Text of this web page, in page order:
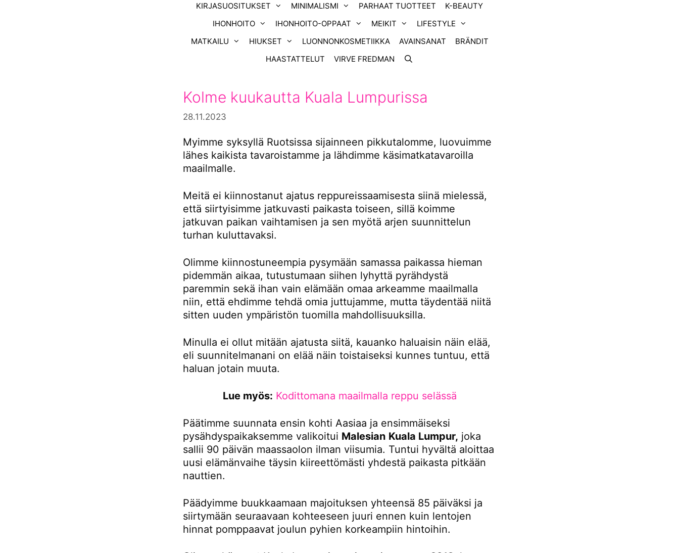
KIRJASUOSITUKSET MINIMALISMI PARHAAT TUOTTEET
K-BEAUTY
IHONHOITO
IHONHOITO-OPPAAT MEIKIT
LIFESTYLE
MATKAILU
HIUKSET LUONNONKOSMETIIKKA AVAINSANAT
BRÄNDIT
HAASTATTELUT
VIRVE FREDMAN
Kolme kuukautta Kuala Lumpurissa
28.11.2023
Myimme syksyllä Ruotsissa sijainneen pikkutalomme, luovuimme
lähes kaikista tavaroistamme ja lähdimme käsimatkatavaroilla
maailmalle.
Meitä ei kiinnostanut ajatus reppureissaamisesta siinä mielessä,
että siirtyisimme jatkuvasti paikasta toiseen, sillä koimme
jatkuvan paikan vaihtamisen ja sen myötä arjen suunnittelun
turhan kuluttavaksi.
Olimme kiinnostuneempia pysymään samassa paikassa hieman
pidemmän aikaa, tutustumaan siihen lyhyttä pyrähdystä
paremmin sekä ihan vain elämään omaa arkeamme maailmalla
niin, että ehdimme tehdä omia juttujamme, mutta täydentää niitä
sitten uuden ympäristön tuomilla mahdollisuuksilla.
Minulla ei ollut mitään ajatusta siitä, kauanko haluaisin näin elää,
eli suunnitelmanani on elää näin toistaiseksi kunnes tuntuu, että
haluan jotain muuta.
Lue myös: Kodittomana maailmalla reppu selässä
Päätimme suunnata ensin kohti Aasiaa ja ensimmäiseksi
pysähdyspaikaksemme valikoitui Malesian Kuala Lumpur, joka
sallii 90 päivän maassaolon ilman viisumia. Tuntui hyvältä aloittaa
uusi elämänvaihe täysin kiireettömästi yhdestä paikasta pitkään
nauttien.
Päädyimme buukkaamaan majoituksen yhteensä 85 päiväksi ja
siirtymään seuraavaan kohteeseen juuri ennen kuin lentojen
hinnat pomppaavat joulun pyhien korkeampiin hintoihin.